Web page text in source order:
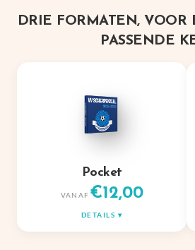
DRIE FORMATEN, VOOR
PASSENDE
Pocket
VANAF €12,00
DETAILS